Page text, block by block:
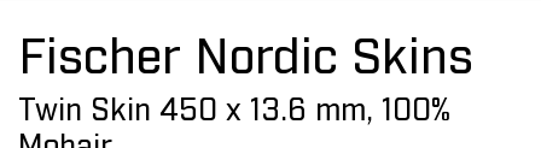
Fischer Nordic Skins
Twin Skin 450 x 13.6 mm, 100%